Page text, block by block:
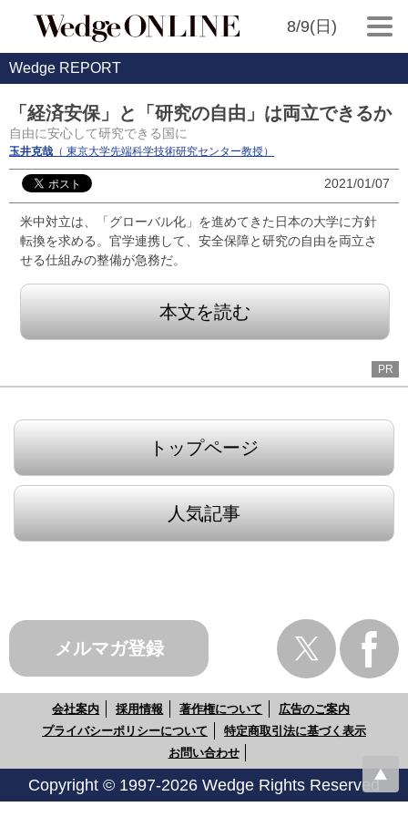
8/9(日)
Wedge REPORT
「経済安保」と「研究の自由」は両立できるか
自由に安心して研究できる国に
玉井克哉 （ 東京大学先端科学技術研究センター教授）
2021/01/07
米中対立は、「グローバル化」を進めてきた日本の大学に方針
転換を求める。官学連携して、安全保障と研究の自由を両立さ
せる仕組みの整備が急務だ。
本文を読む
PR
トップページ
人気記事
メルマガ登録
会社案内 採用情報 著作権について
広告のご案内
プライバシーポリシーについて
特定商取引法に基づく表示
お問い合わせ
Copyright © 1997-2026 Wedge Rights Reserved